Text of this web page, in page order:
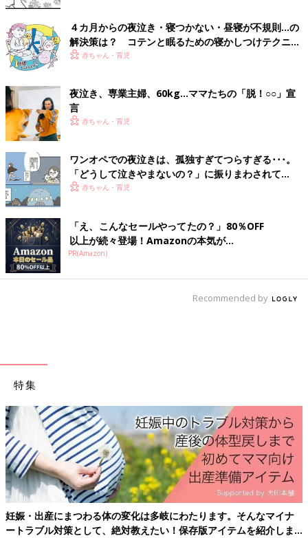
真横で子どもがギャン泣きしてても夫が起きません！
怒りを超えて驚きです！もう信じられません！！
私が寝不足でつらいと言うと、起きて手伝うよ！と言ってくれま
したが泣いても起きず、起こしても抱いたまま寝てしまい、あげ
くは夫のイビキや寝相の悪さでもっと寝れなくて爆発！
休みの日も、仮眠とったら？見てるから！と言ってくれますがす
ぐ寝てます。先日も夫の横にいた息子がソファから落ちかけて、
安心して任せられないので、当分寝不足で過ごす予定です。涙
明けない夜はない。夜泣きはいつか終わります。
夜泣きを経験してきたママたちからは、夜泣きは必ず終わる、と
どんな方法で乗り切ったのでしょうか。
試行錯誤しながら良い方法を探す
夜泣きの時期は長期戦に備えて体力を温存しておくことが大事だ
食事をとるように心がける。
て、大好きなDVDを見せたり本を読んだりもしました。
あとは飲み物を飲ませたり毛布でくるんだり音楽を聞かせた
り…、と色々試しました。
日中は支援センターに行って遊ばせたり、お昼寝を途中で起こし
たりもしたかな。
試行錯誤しながら「当たればラッキー」くらいの心構えで、方法
を探してました。
４カ月からの夜泣き・寝つかない・昼寝が不規則…の
解決策は？ コテンと眠るための寝かしつけテクニッ
ク【専門家】
赤ちゃん・育児
夜泣き、専業主婦、60kg…ママたちの「脱！○○」宣
言
赤ちゃん・育児
ワンオペでの夜泣きは、孤独すぎてつらすぎる･･･。
「どうして泣きやまないの？」に振りまわされて
【「よなきごや」著者インタビュー】
赤ちゃん・育児
「え、こんなセールやってたの？」80％OFF
以上が続々登場！Amazonの本気が...
PR(Amazon)
Recommended by
特集
妊娠・出産にまつわる体の変化は多岐にわたります。そんなマイナ
ートラブル対策として、絶対教えたい！保存版アイテムを紹介しま